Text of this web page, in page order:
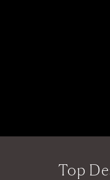
Top